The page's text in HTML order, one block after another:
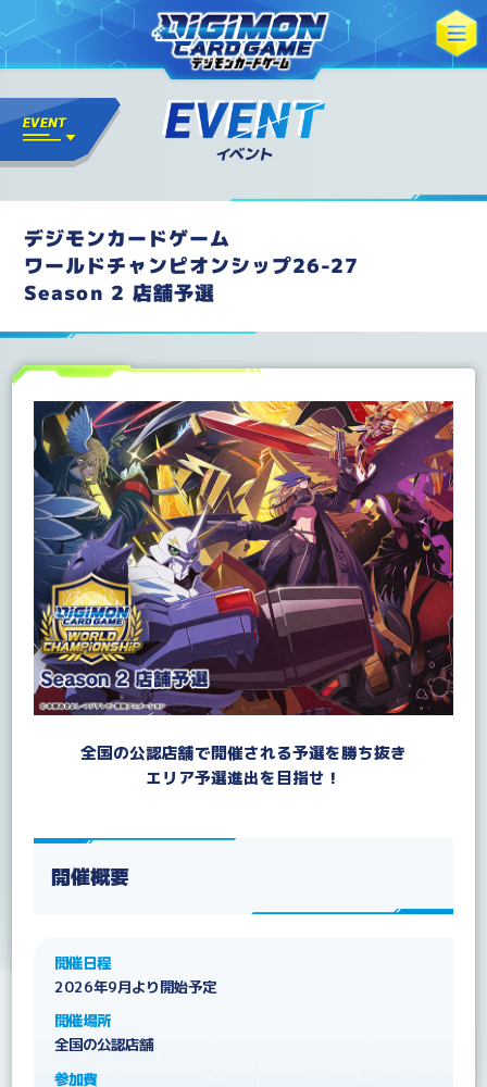
デジモンカードゲーム
ワールドチャンピオンシップ26-27
Season 2 店舗予選
全国の公認店舗で開催される予選を勝ち抜き
エリア予選進出を目指せ！
開催概要
開催日程
2026年9月より開始予定
開催場所
全国の公認店舗
参加費